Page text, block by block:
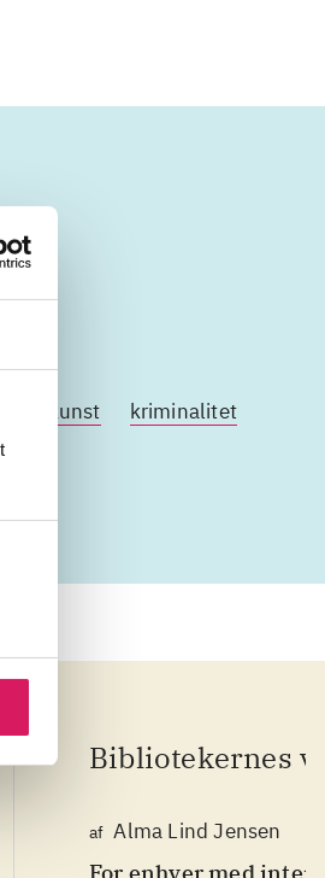
kunst
kriminalitet
Bibliotekernes
af Alma Lind Jensen